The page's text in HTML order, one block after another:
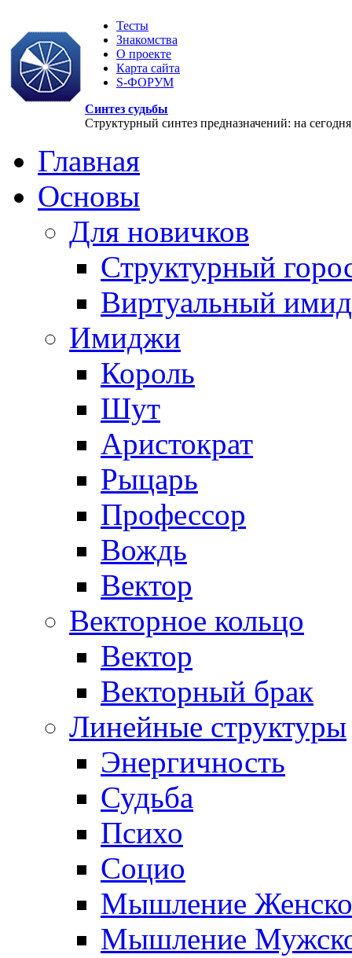
Тесты
Знакомства
О проекте
Карта сайта
S-ФОРУМ
Синтез судьбы
Структурный синтез предназначений: на
Главная
Основы
Для новичков
Структурный
Виртуальный
Имиджи
Король
Шут
Аристократ
Рыцарь
Профессор
Вождь
Вектор
Векторное кольцо
Вектор
Векторный брак
Линейные структуры
Энергичность
Судьба
Психо
Социо
Мышление
Мышление